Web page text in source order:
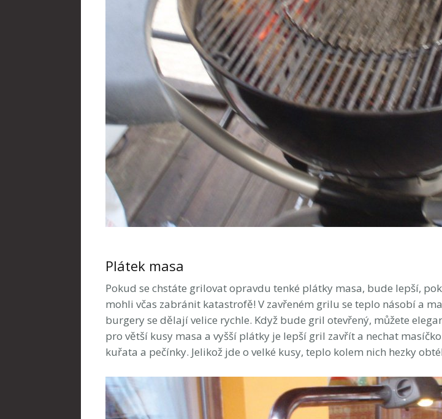
Plátek masa
Pokud se chstáte grilovat opravdu tenké plátky masa, bude lepší,
mohli včas zabránit katastrofě! V zavřeném grilu se teplo násobí a
burgery se dělají velice rychle. Když bude gril otevřený, můžete
pro větší kusy masa a vyšší plátky je lepší gril zavřít a nechat
kuřata a pečínky. Jelikož jde o velké kusy, teplo kolem nich hezky